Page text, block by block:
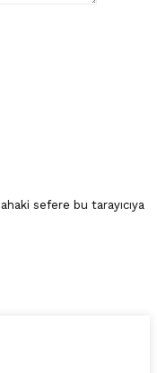
sefere bu tarayıcıya